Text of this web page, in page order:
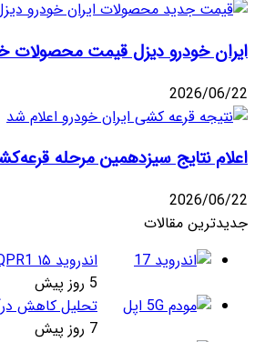
ایران خودرو دیزل قیمت محصولات خود
2026/06/22
اعلام نتایج سیزدهمین مرحله قرعه‌کشی
2026/06/22
جدیدترین مقالات
اندروید ۱۵ QPR1 بتا ۳: تمرکز انحصاری بر پایداری و رفع اشکالات
5 روز پیش
تحلیل کاهش
7 روز پیش